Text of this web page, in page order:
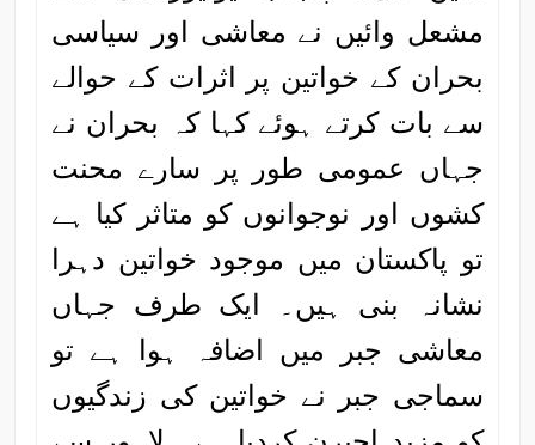
مشعل وائیں نے معاشی اور سیاسی
بحران کے خواتین پر اثرات کے حوالے
سے بات کرتے ہوئے کہا کہ بحران نے
جہاں عمومی طور پر سارے محنت
کشوں اور نوجوانوں کو متاثر کیا ہے
تو پاکستان میں موجود خواتین دہرا
نشانہ بنی ہیں۔ ایک طرف جہاں
معاشی جبر میں اضافہ ہوا ہے تو
سماجی جبر نے خواتین کی زندگیوں